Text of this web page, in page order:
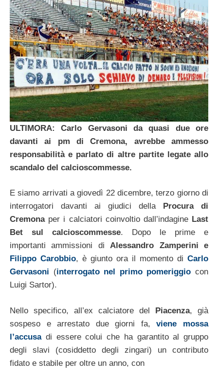
ULTIMORA: Carlo Gervasoni da quasi due ore
davanti ai pm di Cremona, avrebbe ammesso
responsabilità e parlato di altre partite legate allo
scandalo del calcioscommesse.
E siamo arrivati a giovedì 22 dicembre, terzo giorno di
interrogatori davanti ai giudici della
Procura di
Cremonaper i calciatori coinvoltio dall’indagine Last
Bet sul calcioscommesse. Dopo le prime e
importanti ammissioni diAlessandro Zamperini e
Filippo Carobbio, è giunto ora il momento di Carlo
Gervasoni (interrogato nel primo pomeriggio con
Luigi Sartor).
Nello specifico, all’ex calciatore del Piacenza, già
sospeso e arrestato due giorni fa,viene mossa
l’accusadi essere colui che ha garantito al gruppo
degli slavi (cosiddetto degli zingari) un contributo
fidato e stabile per oltre un anno, con